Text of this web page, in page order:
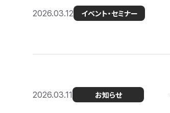
2026.03.12 イベント・セミナー
2026.03.11 お知らせ